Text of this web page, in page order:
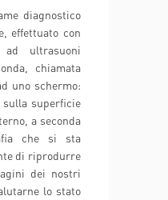
diagnostico
effettuato con
ad ultrasuoni
chiamata
uno schermo:
sulla superficie
a seconda
che si sta
di riprodurre
dei nostri
lo stato